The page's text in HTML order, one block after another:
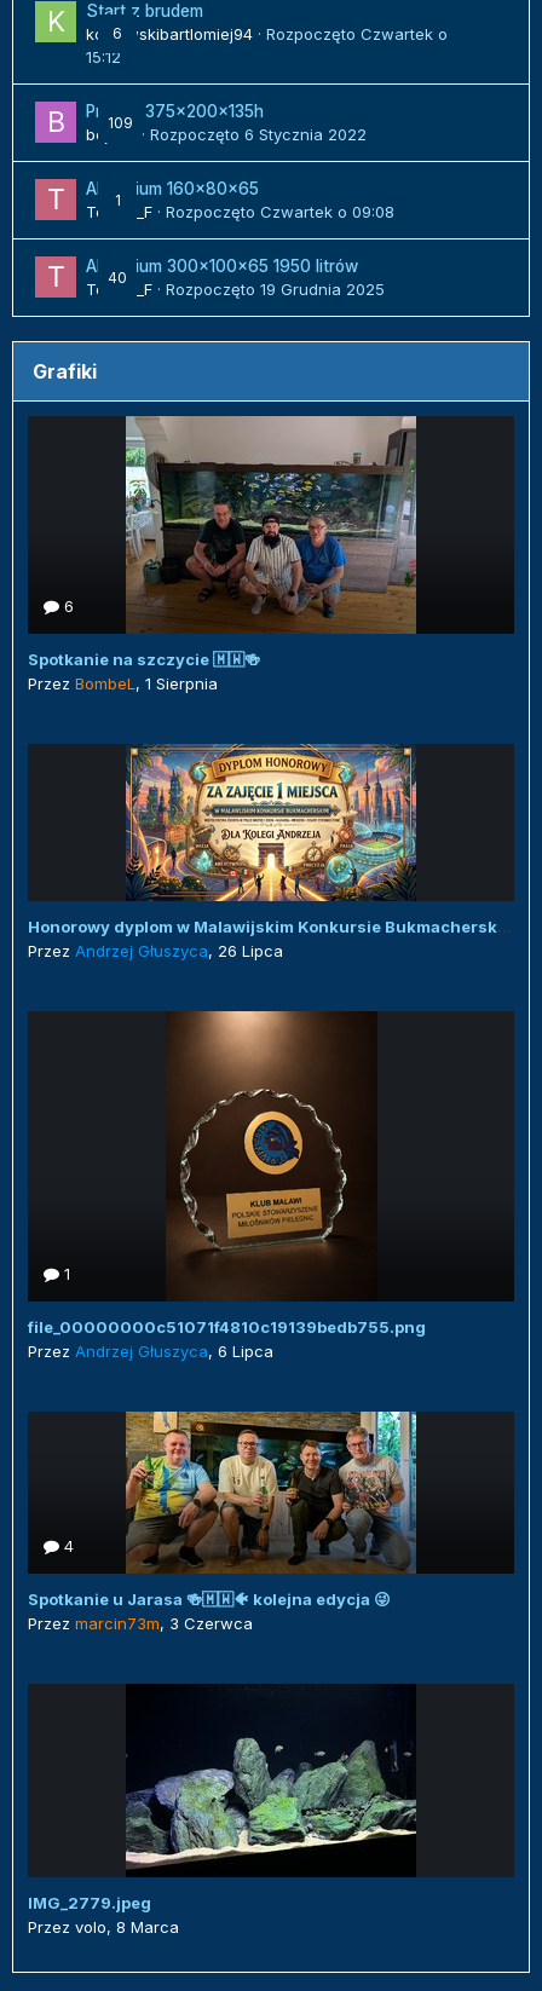
6
Start z brudem
kozlowskibartlomiej94 · Rozpoczęto Czwartek o
15:12
109
Projekt 375x200x135h
bojack
· Rozpoczęto 6 Stycznia 2022
1
Akwarium 160x80x65
Tomek_F · Rozpoczęto Czwartek o 09:08
40
Akwarium 300x100x65 1950 litrów
Tomek_F · Rozpoczęto 19 Grudnia 2025
Grafiki
6
Spotkanie na szczycie 🇲🇼🍻
Przez BombeL , 1 Sierpnia
Honorowy dyplom w Malawijskim Konkursie Bukmacherskim :)
Przez Andrzej Głuszyca, 26 Lipca
1
file_00000000c51071f4810c19139bedb755.png
Przez Andrzej Głuszyca, 6 Lipca
4
Spotkanie u Jarasa 🍻🇲🇼🐠 kolejna edycja 😜
Przez marcin73m, 3 Czerwca
IMG_2779.jpeg
Przez volo, 8 Marca